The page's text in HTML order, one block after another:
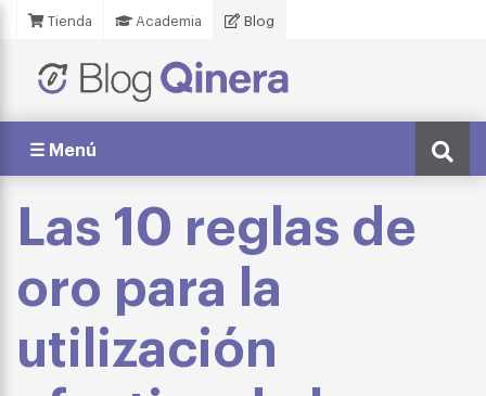
Tienda Academia Blog
☰ Menú
Las 10 reglas de
oro para la
utilización